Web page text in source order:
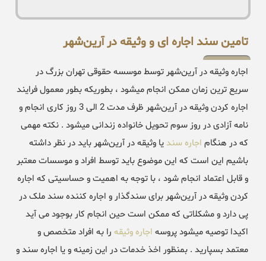
تامین سند اجاره ای و وثیقه در آرین‌شهر
اجاره وثیقه در آرین‌شهر توسط موسسه حقوقی تهران بزرگ در
سریع ترین زمان ممکن انجام میشود ، بطوریکه بطور معمول فرایند
اجاره کردن وثیقه در آرین‌شهر ظرف مدت 2 الی 3 روز کاری انجام و
نامه آزادی در روز سوم تحویل خانواده زندانی میشود . نکته مهمی
که در هنگام اجاره سندیا وثیقه در آرین‌شهر باید در نظر داشته
باشیم این است که این موضوع باید توسط افراد و موسسات معتبر
و قابل اعتماد انجام شود ، با توجه به اهمیت و حساسیتی که اجاره
کردن وثیقه در آرین‌شهر برای سندگذار و اجاره کننده سند ملک در
پی دارد و مشکلاتی که ممکن است حین انجام کار بوجود می آید
اکیدا توصیه میشود پروسه اجاره وثیقه را به افراد متخصص و
معتمد بسپارید . بمنظور اخذ خدمات در این زمینه و یا اجاره سند و